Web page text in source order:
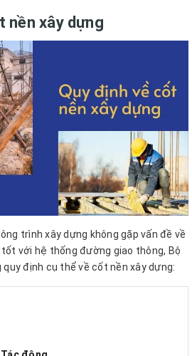
nền xây dựng
trình xây dựng không gặp vấn đề về
với hệ thống đường giao thông, Bộ
định cụ thể về cốt nền xây dựng: